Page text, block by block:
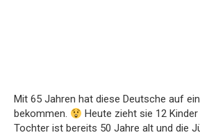
Mit 65 Jahren hat diese Deutsche auf
bekommen.
Heute zieht sie 12
Tochter ist bereits 50 Jahre alt und die